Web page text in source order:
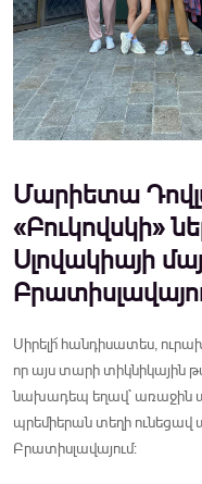
Մարիետա
«Բուկովսկի»
Սլովակիայի
Սիրելի՜ հանդիսատես,
որ այս տարի տիկնիկային
նախադեպ եղավ` առաջին
պրեմիերան տեղի ունեցավ
Բրատիսլավայում: